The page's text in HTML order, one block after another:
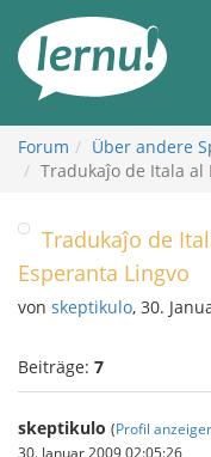
Inhalt
Forum
Über andere
Tradukaĵo de Itala al
Tradukaĵo de
Esperanta Lingvo
von skeptikulo, 30.
Beiträge: 7
skeptikulo (Profil
30. Januar 2009 02:05:26